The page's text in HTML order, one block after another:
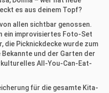
es aus deinem Topf?
allen sichtbar genossen.
ein improvisiertes Foto-Set
die Picknickdecke wurde zum
und der Garten der
All-You-Can-Eat-
für die gesamte Kita-